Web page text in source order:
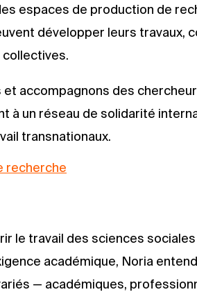
espaces de production de
développer leurs travaux,
collectives.
accompagnons des
à un réseau de solidarité
transnationaux.
recherche
le travail des sciences
académique, Noria
— académiques,